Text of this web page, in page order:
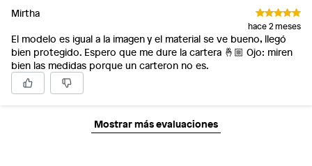
Mirtha
hace 2 meses
El modelo es igual a la imagen y el material se ve bueno, llegó
bien protegido. Espero que me dure la cartera 🤞🏼 Ojo: miren
bien las medidas porque un carteron no es.
Mostrar más evaluaciones